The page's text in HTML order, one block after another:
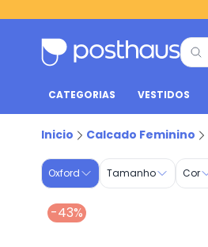
CATEGORIAS VESTIDOS
Inicio Calcado Feminino
Oxford Tamanho Cor
-43%